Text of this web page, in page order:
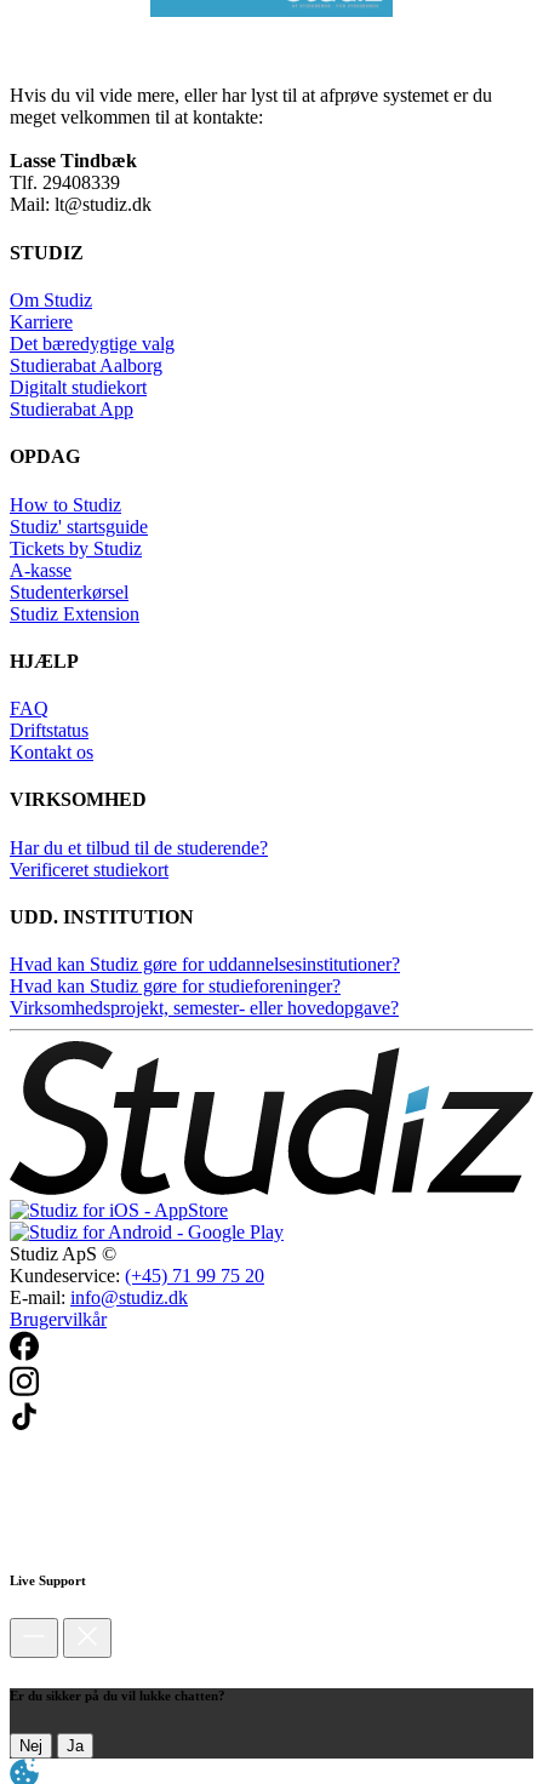
Hvis du vil vide mere, eller har lyst til at afprøve systemet er du
meget velkommen til at kontakte:
Lasse Tindbæk
Tlf. 29408339
Mail: lt@studiz.dk
STUDIZ
Om Studiz
Karriere
Det bæredygtige valg
Studierabat Aalborg
Digitalt studiekort
Studierabat App
OPDAG
How to Studiz
Studiz' startsguide
Tickets by Studiz
A-kasse
Studenterkørsel
Studiz Extension
HJÆLP
FAQ
Driftstatus
Kontakt os
VIRKSOMHED
Har du et tilbud til de studerende?
Verificeret studiekort
UDD. INSTITUTION
Hvad kan Studiz gøre for uddannelsesinstitutioner?
Hvad kan Studiz gøre for studieforeninger?
Virksomhedsprojekt, semester- eller hovedopgave?
Studiz ApS ©
Kundeservice: (+45) 71 99 75 20
E-mail: info@studiz.dk
Brugervilkår
Live Support
Er du sikker på du vil lukke chatten?
Nej Ja